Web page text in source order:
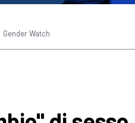
Gender Watch